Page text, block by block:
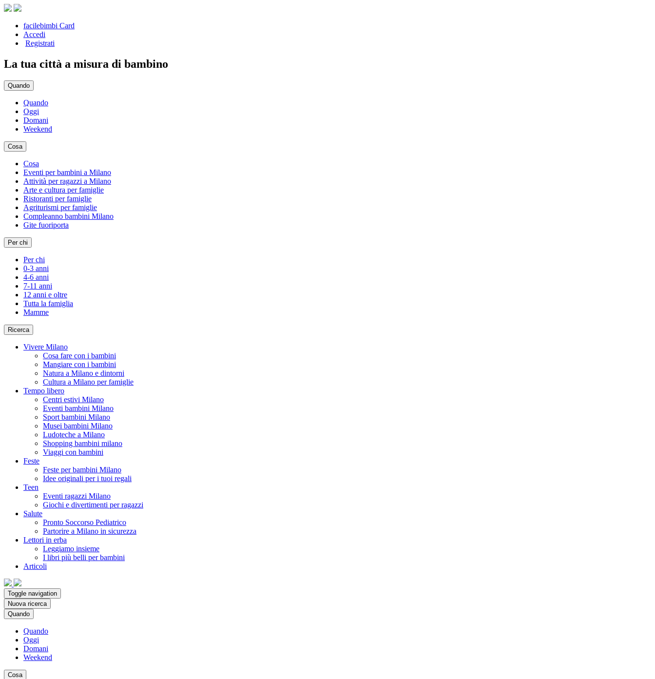
facilebimbi Card
Accedi
Registrati
La tua città a misura di bambino
Quando
Quando
Oggi
Domani
Weekend
Cosa
Cosa
Eventi per bambini a Milano
Attività per ragazzi a Milano
Arte e cultura per famiglie
Ristoranti per famiglie
Agriturismi per famiglie
Compleanno bambini Milano
Gite fuoriporta
Per chi
Per chi
0-3 anni
4-6 anni
7-11 anni
12 anni e oltre
Tutta la famiglia
Mamme
Ricerca
Vivere Milano
Cosa fare con i bambini
Mangiare con i bambini
Natura a Milano e dintorni
Cultura a Milano per famiglie
Tempo libero
Centri estivi Milano
Eventi bambini Milano
Sport bambini Milano
Musei bambini Milano
Ludoteche a Milano
Shopping bambini milano
Viaggi con bambini
Feste
Feste per bambini Milano
Idee originali per i tuoi regali
Teen
Eventi ragazzi Milano
Giochi e divertimenti per ragazzi
Salute
Pronto Soccorso Pediatrico
Partorire a Milano in sicurezza
Lettori in erba
Leggiamo insieme
I libri più belli per bambini
Articoli
Toggle navigation
Nuova ricerca
Quando
Quando
Oggi
Domani
Weekend
Cosa